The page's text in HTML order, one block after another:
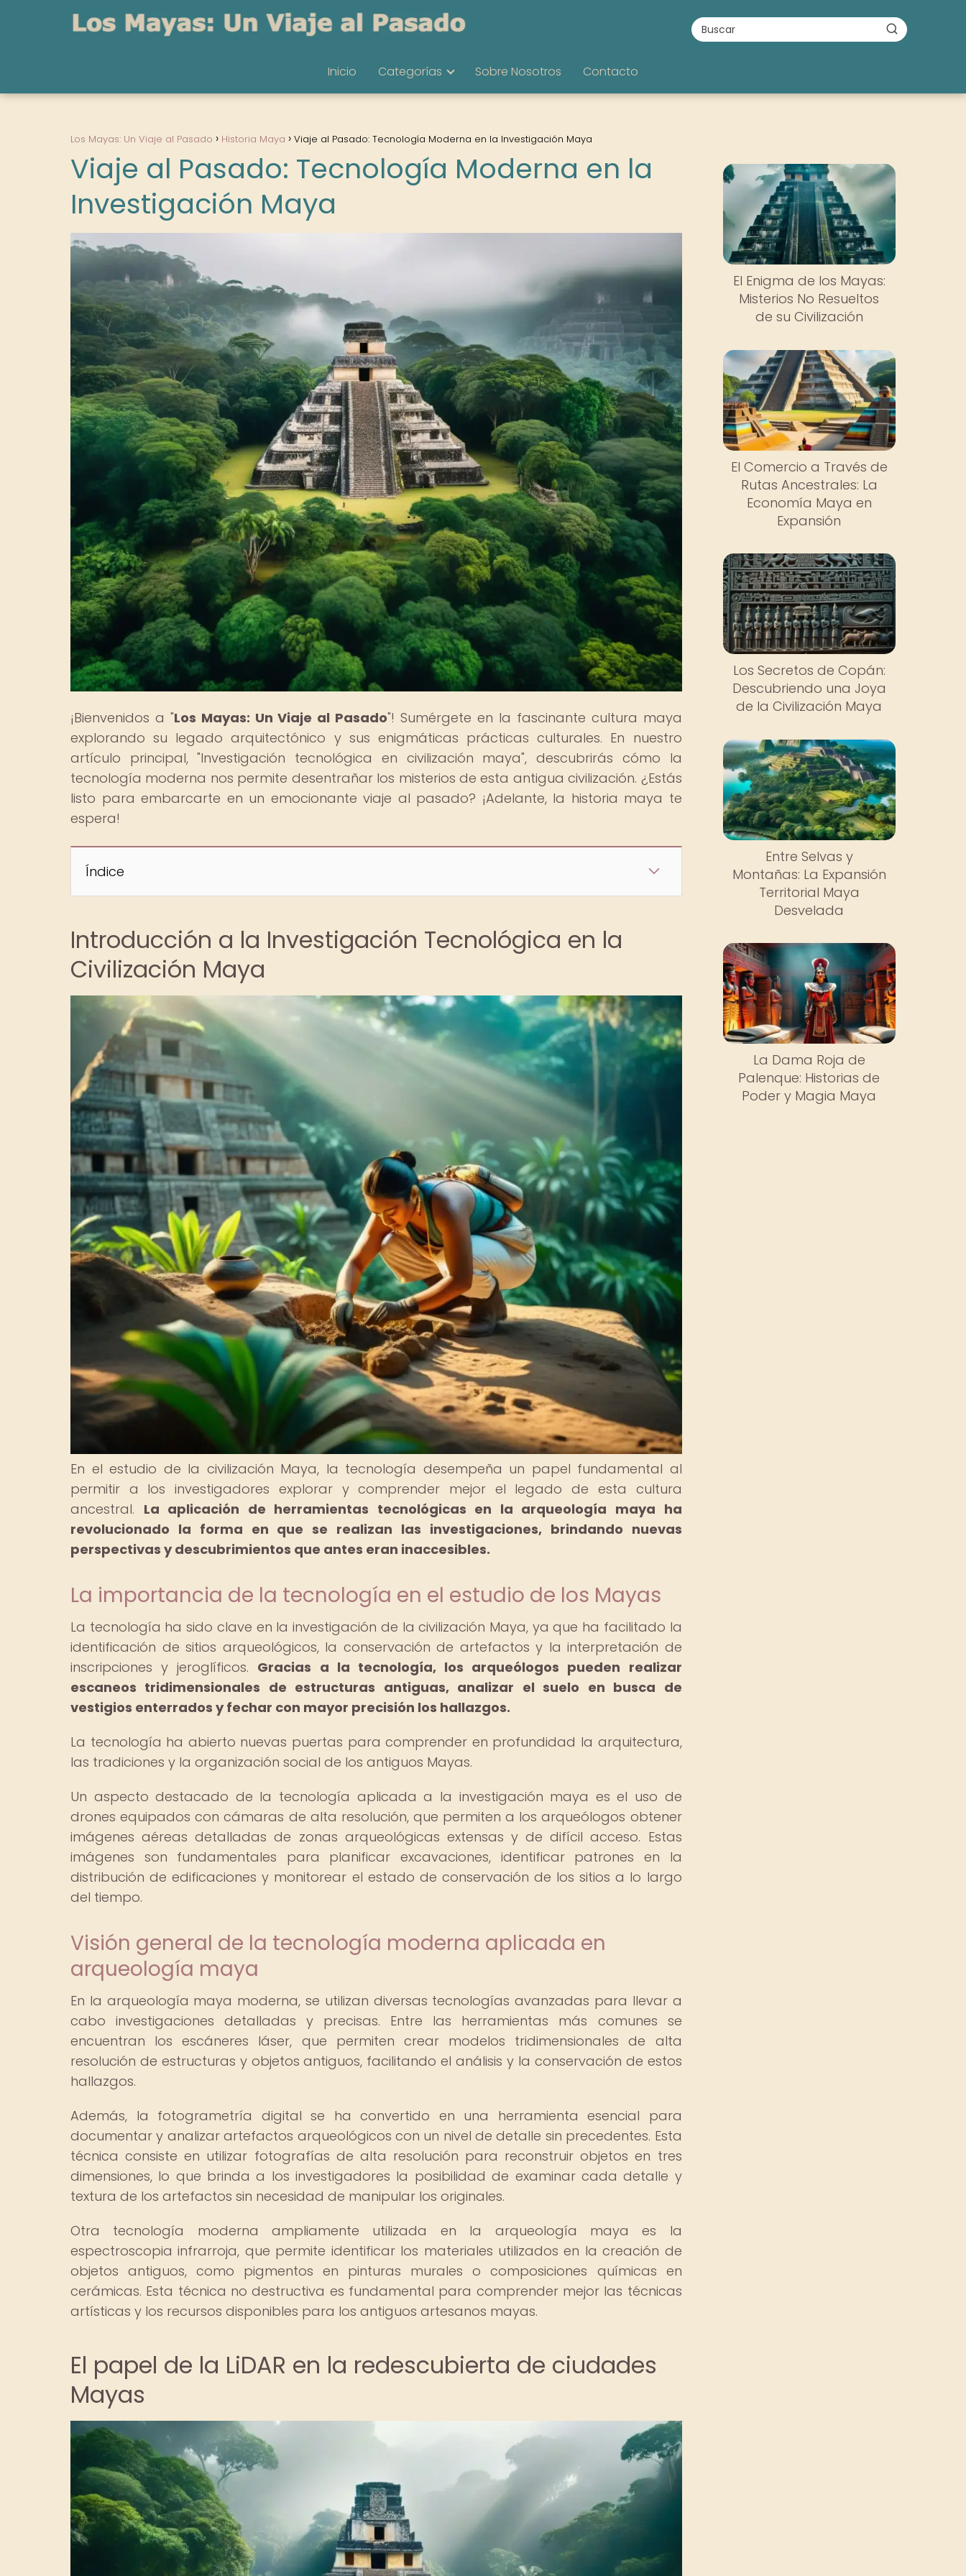
Inicio Categorías Sobre Nosotros Contacto
Los Mayas: Un Viaje al Pasado Historia Maya Viaje al Pasado: Tecnología Moderna en la Investigación Maya
Viaje al Pasado: Tecnología Moderna en la
Investigación Maya
¡Bienvenidos a "Los Mayas: Un Viaje al Pasado"! Sumérgete en la fascinante cultura maya
explorando su legado arquitectónico y sus enigmáticas prácticas culturales. En nuestro
artículo principal, "Investigación tecnológica en civilización maya", descubrirás cómo la
tecnología moderna nos permite desentrañar los misterios de esta antigua civilización. ¿Estás
listo para embarcarte en un emocionante viaje al pasado? ¡Adelante, la historia maya te
espera!
Índice
Introducción a la Investigación Tecnológica en la
Civilización Maya
En el estudio de la civilización Maya, la tecnología desempeña un papel fundamental al
permitir a los investigadores explorar y comprender mejor el legado de esta cultura
ancestral. La aplicación de herramientas tecnológicas en la arqueología maya ha
revolucionado la forma en que se realizan las investigaciones, brindando nuevas
perspectivas y descubrimientos que antes eran inaccesibles.
La importancia de la tecnología en el estudio de los Mayas
La tecnología ha sido clave en la investigación de la civilización Maya, ya que ha facilitado la
identificación de sitios arqueológicos, la conservación de artefactos y la interpretación de
inscripciones y jeroglíficos. Gracias a la tecnología, los arqueólogos pueden realizar
escaneos tridimensionales de estructuras antiguas, analizar el suelo en busca de
vestigios enterrados y fechar con mayor precisión los hallazgos.
La tecnología ha abierto nuevas puertas para comprender en profundidad la arquitectura,
las tradiciones y la organización social de los antiguos Mayas.
Un aspecto destacado de la tecnología aplicada a la investigación maya es el uso de
drones equipados con cámaras de alta resolución, que permiten a los arqueólogos obtener
imágenes aéreas detalladas de zonas arqueológicas extensas y de difícil acceso. Estas
imágenes son fundamentales para planificar excavaciones, identificar patrones en la
distribución de edificaciones y monitorear el estado de conservación de los sitios a lo largo
del tiempo.
Visión general de la tecnología moderna aplicada en
arqueología maya
En la arqueología maya moderna, se utilizan diversas tecnologías avanzadas para llevar a
cabo investigaciones detalladas y precisas. Entre las herramientas más comunes se
encuentran los escáneres láser, que permiten crear modelos tridimensionales de alta
resolución de estructuras y objetos antiguos, facilitando el análisis y la conservación de estos
hallazgos.
Además, la fotogrametría digital se ha convertido en una herramienta esencial para
documentar y analizar artefactos arqueológicos con un nivel de detalle sin precedentes. Esta
técnica consiste en utilizar fotografías de alta resolución para reconstruir objetos en tres
dimensiones, lo que brinda a los investigadores la posibilidad de examinar cada detalle y
textura de los artefactos sin necesidad de manipular los originales.
Otra tecnología moderna ampliamente utilizada en la arqueología maya es la
espectroscopia infrarroja, que permite identificar los materiales utilizados en la creación de
objetos antiguos, como pigmentos en pinturas murales o composiciones químicas en
cerámicas. Esta técnica no destructiva es fundamental para comprender mejor las técnicas
artísticas y los recursos disponibles para los antiguos artesanos mayas.
El papel de la LiDAR en la redescubierta de ciudades
Mayas
El Enigma de los Mayas:
Misterios No Resueltos
de su Civilización
El Comercio a Través de
Rutas Ancestrales: La
Economía Maya en
Expansión
Los Secretos de Copán:
Descubriendo una Joya
de la Civilización Maya
Entre Selvas y
Montañas: La Expansión
Territorial Maya
Desvelada
La Dama Roja de
Palenque: Historias de
Poder y Magia Maya